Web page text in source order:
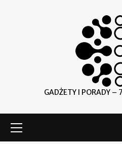
GADŻETY I PORADY –
główne